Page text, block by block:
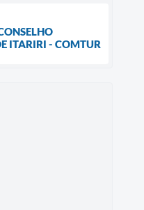
ITARIRI - COMTUR